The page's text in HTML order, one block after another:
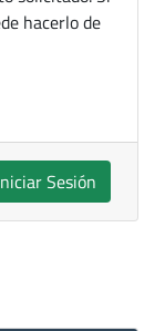
hacerlo de
Sesión